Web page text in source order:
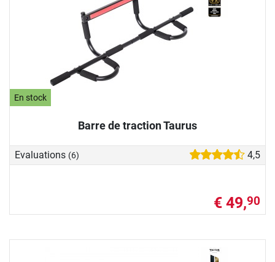
En stock
Barre de traction Taurus
Evaluations (6) 4,5
€ 49,90